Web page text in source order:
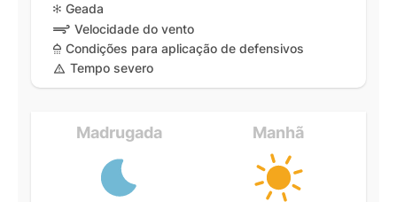
Geada
Velocidade do vento
Condições para aplicação de defensivos
Tempo severo
Madrugada Manhã